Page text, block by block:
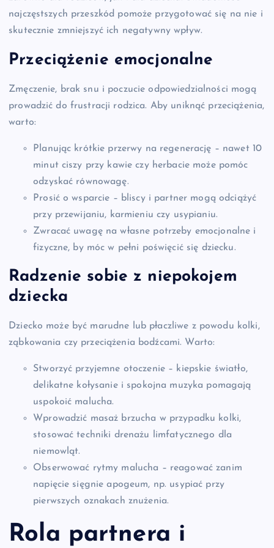
najczęstszych przeszkód pomoże przygotować się na nie i
skutecznie zmniejszyć ich negatywny wpływ.
Przeciążenie emocjonalne
Zmęczenie, brak snu i poczucie odpowiedzialności mogą
prowadzić do frustracji rodzica. Aby uniknąć przeciążenia,
warto:
Planując krótkie przerwy na regenerację – nawet 10
minut ciszy przy kawie czy herbacie może pomóc
odzyskać równowagę.
Prosić o wsparcie – bliscy i partner mogą odciążyć
przy przewijaniu, karmieniu czy usypianiu.
Zwracać uwagę na własne potrzeby emocjonalne i
fizyczne, by móc w pełni poświęcić się dziecku.
Radzenie sobie z niepokojem
dziecka
Dziecko może być marudne lub płaczliwe z powodu kolki,
ząbkowania czy przeciążenia bodźcami. Warto:
Stworzyć przyjemne otoczenie – kiepskie światło,
delikatne kołysanie i spokojna muzyka pomagają
uspokoić malucha.
Wprowadzić masaż brzucha w przypadku kolki,
stosować techniki drenażu limfatycznego dla
niemowląt.
Obserwować rytmy malucha – reagować zanim
napięcie sięgnie apogeum, np. usypiać przy
pierwszych oznakach znużenia.
Rola partnera i